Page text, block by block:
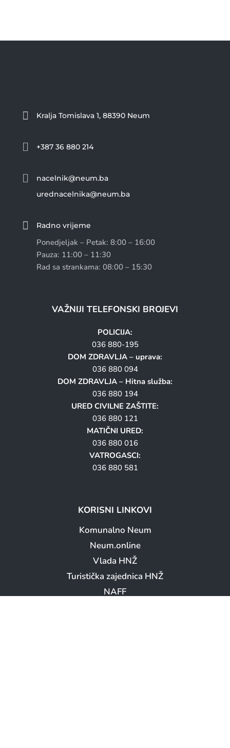
 Kralja Tomislava 1, 88390 Neum
 +387 36 880 214

nacelnik@neum.ba
urednacelnika@neum.ba
 Radno vrijeme
Ponedjeljak – Petak: 8:00 – 16:00
Pauza: 11:00 – 11:30
Rad sa strankama: 08:00 – 15:30
VAŽNIJI TELEFONSKI BROJEVI
POLICIJA:
036 880-195
DOM ZDRAVLJA – uprava:
036 880 094
DOM ZDRAVLJA – Hitna služba:
036 880 194
URED CIVILNE ZAŠTITE:
036 880 121
MATIČNI URED:
036 880 016
VATROGASCI:
036 880 581
KORISNI LINKOVI
Komunalno Neum
Neum.online
Vlada HNŽ
Turistička zajednica HNŽ
NAFF